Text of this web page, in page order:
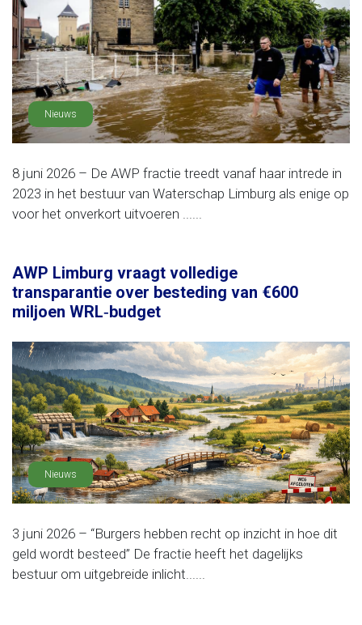
Nieuws
8 juni 2026 – De AWP fractie treedt vanaf haar intrede in
2023 in het bestuur van Waterschap Limburg als enige op
voor het onverkort uitvoeren ......
AWP Limburg vraagt volledige
transparantie over besteding van €600
miljoen WRL‑budget
Nieuws
3 juni 2026 – “Burgers hebben recht op inzicht in hoe dit
geld wordt besteed” De fractie heeft het dagelijks
bestuur om uitgebreide inlicht......